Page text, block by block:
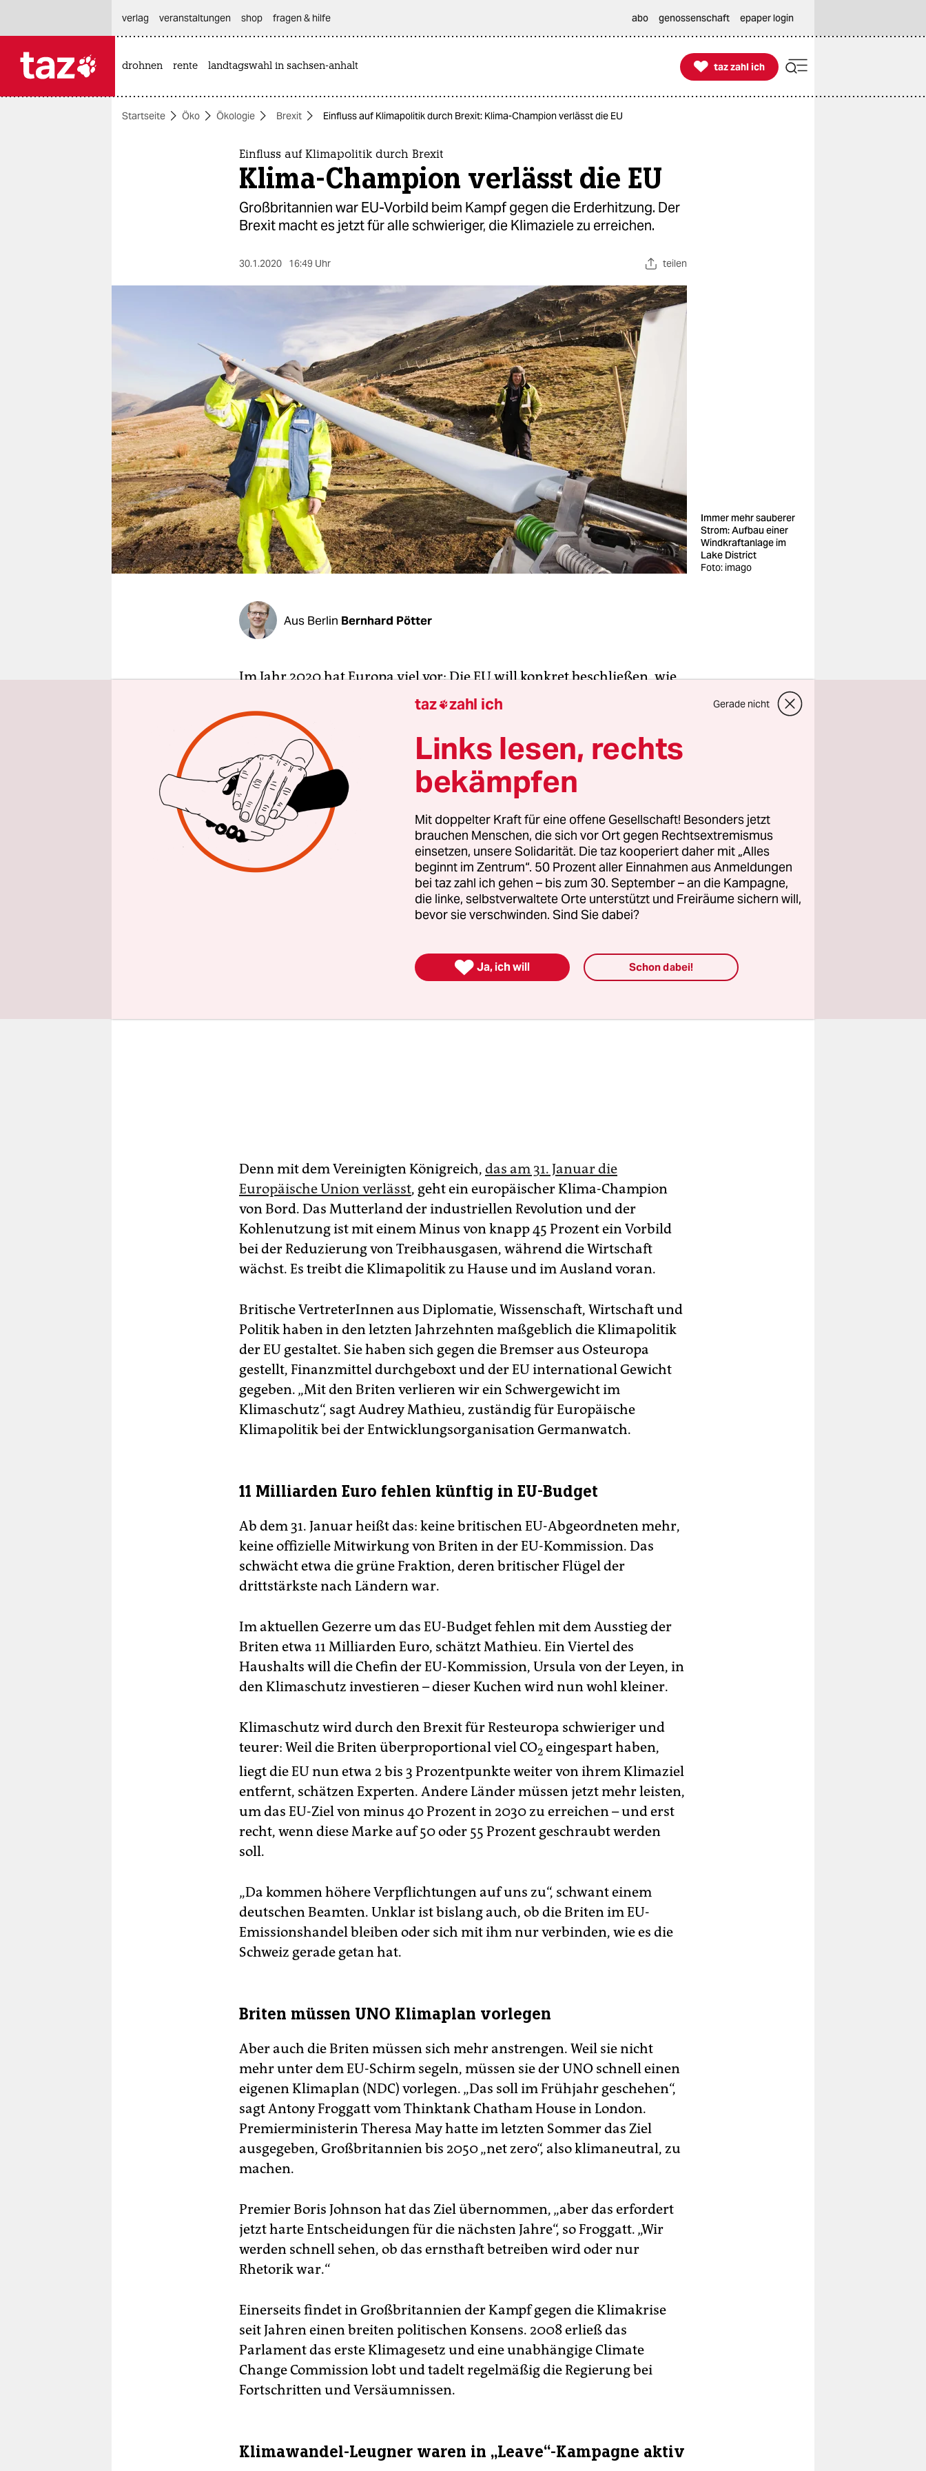
themen
verlag
verlag
veranstaltungen
shop
fragen & hilfe
unterstützen
abo
verlag
veranstaltungen shop fragen & hilfe abo genossenschaft epaper login
drohnen rente landtagswahl in sachsen-anhalt 
taz zahl ich
taz zahl ich
Startseite Öko Ökologie Brexit Einfluss auf Klimapolitik durch Brexit: Klima-Champion verlässt die EU
Einfluss auf Klimapolitik durch Brexit
Klima-Champion verlässt die EU
Großbritannien war EU-Vorbild beim Kampf gegen die Erderhitzung. Der
Brexit macht es jetzt für alle schwieriger, die Klimaziele zu erreichen.
30.1.2020 16:49 Uhr teilen
Immer mehr sauberer
Strom: Aufbau einer
Windkraftanlage im
Lake District
Foto: imago
Aus Berlin Bernhard Pötter
Im Jahr 2020 hat Europa viel vor: Die EU will konkret beschließen, wie
sie bis 2050 keine Treib­hausgase mehr ausstößt; mit dem Green Deal
sollen Milliarden in den Umweltschutz fließen; die CO
Reduktionsziele für 2030 will die EU-Kommission deutlich
verschärfen.
Außerdem wollen die Europäer mit China einen Deal für
gemeinsamen Klimaschutz machen. Und die UN-Konferenz in
Glasgow im November soll alle Staaten der Welt zu mehr
Anstrengungen verpflichten. Europa hat nur ein Problem dabei: Alle
werden durch den Brexit deutlich schwieriger zu erreichen.
Denn mit dem Vereinigten Königreich, das am 31. Januar die
Europäische Union verlässt, geht ein europäischer Klima-Champion
von Bord. Das Mutterland der industriellen Revolution und der
Kohlenutzung ist mit einem Minus von knapp 45 Prozent ein Vorbild
bei der Reduzierung von Treibhausgasen, während die Wirtschaft
wächst. Es treibt die Klimapolitik zu Hause und im Ausland voran.
Britische VertreterInnen aus Diplomatie, Wissenschaft, Wirtschaft und
Politik haben in den letzten Jahrzehnten maßgeblich die Klimapolitik
der EU gestaltet. Sie haben sich gegen die Bremser aus Osteuropa
gestellt, Finanzmittel durchgeboxt und der EU international Gewicht
gegeben. „Mit den Briten verlieren wir ein Schwergewicht im
Klimaschutz“, sagt Audrey Mathieu, zuständig für Europäische
Klimapolitik bei der Entwicklungsorganisation Germanwatch.
11 Milliarden Euro fehlen künftig in EU-Budget
Ab dem 31. Januar heißt das: keine britischen EU-Abgeordneten mehr,
keine offizielle Mitwirkung von Briten in der EU-Kommission. Das
schwächt etwa die grüne Fraktion, deren britischer Flügel der
drittstärkste nach Ländern war.
Im aktuellen Gezerre um das EU-Budget fehlen mit dem Ausstieg der
Briten etwa 11 Milliarden Euro, schätzt Mathieu. Ein Viertel des
Haushalts will die Chefin der EU-Kommission, Ursula von der Leyen, in
den Klimaschutz investieren – dieser Kuchen wird nun wohl kleiner.
Klimaschutz wird durch den Brexit für Resteuropa schwieriger und
teurer: Weil die Briten überproportional viel CO2 eingespart haben,
liegt die EU nun etwa 2 bis 3 Prozentpunkte weiter von ihrem Klimaziel
entfernt, schätzen Experten. Andere Länder müssen jetzt mehr leisten,
um das EU-Ziel von minus 40 Prozent in 2030 zu erreichen – und erst
recht, wenn diese Marke auf 50 oder 55 Prozent geschraubt werden
soll.
„Da kommen höhere Verpflichtungen auf uns zu“, schwant einem
deutschen Beamten. Unklar ist bislang auch, ob die Briten im EU-
Emissionshandel bleiben oder sich mit ihm nur verbinden, wie es die
Schweiz gerade getan hat.
Briten müssen UNO Klimaplan vorlegen
Aber auch die Briten müssen sich mehr anstrengen. Weil sie nicht
mehr unter dem EU-Schirm segeln, müssen sie der UNO schnell einen
eigenen Klimaplan (NDC) vorlegen. „Das soll im Frühjahr geschehen“,
sagt Antony Froggatt vom Thinktank Chatham House in London.
Premierministerin Theresa May hatte im letzten Sommer das Ziel
ausgegeben, Großbritannien bis 2050 „net zero“, also klimaneutral, zu
machen.
Premier Boris Johnson hat das Ziel übernommen, „aber das erfordert
jetzt harte Entscheidungen für die nächsten Jahre“, so Froggatt. „Wir
werden schnell sehen, ob das ernsthaft betreiben wird oder nur
Rhetorik war.“
Einerseits findet in Großbritannien der Kampf gegen die Klimakrise
seit Jahren einen breiten politischen Konsens. 2008 erließ das
Parlament das erste Klimagesetz und eine unabhängige Climate
Change Commission lobt und tadelt regelmäßig die Regierung bei
Fortschritten und Versäumnissen.
Klimawandel-Leugner waren in „Leave“-Kampagne aktiv
taz zahl ich Gerade nicht
Links lesen, rechts
bekämpfen
Mit doppelter Kraft für eine offene Gesellschaft! Besonders jetzt
brauchen Menschen, die sich vor Ort gegen Rechtsextremismus
einsetzen, unsere Solidarität. Die taz kooperiert daher mit „Alles
beginnt im Zentrum“. 50 Prozent aller Einnahmen aus Anmeldungen
bei taz zahl ich gehen – bis zum 30. September – an die Kampagne,
die linke, selbstverwaltete Orte unterstützt und Freiräume sichern will,
bevor sie verschwinden. Sind Sie dabei?
 Ja, ich will Schon dabei!